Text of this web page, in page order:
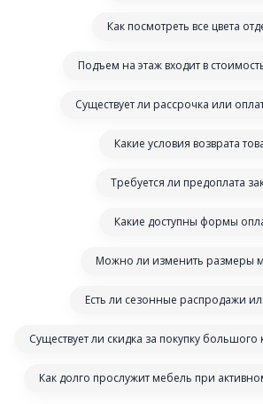
Как посмотреть все цвета
Подъем на этаж входит в
Существует ли рассрочка или
Какие условия возврата
Требуется ли предоплата
Какие доступны формы
Можно ли изменить размеры
Есть ли сезонные распродажи
Существует ли скидка за покупку большого
Как долго прослужит мебель при